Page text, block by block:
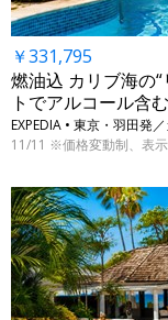
￥331,795
燃油込 カリブ海の
トでアルコール含
EXPEDIA • 東京・羽田発
11/11 ※価格変動制、表